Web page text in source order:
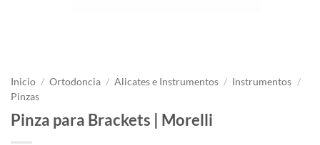
Inicio / Ortodoncia / Alicates e Instrumentos / Instrumentos /
Pinzas
Pinza para Brackets | Morelli